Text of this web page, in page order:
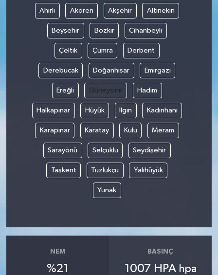
Ahırlı Akören Akşehir Altınekin
Beyşehir Bozkır Cihanbeyli
Çeltik Çumra Derbent
Derebucak Doğanhisar Emirgazi
Ereğli Güneysınır Hadim
Halkapınar Hüyük Ilgın Kadınhanı
Karapınar Karatay Kulu Meram
Sarayönü Selçuklu Seydişehir
Taşkent Tuzlukçu Yalıhüyük
Yunak
NEM
%21
BASINÇ
1007 HPA hpa